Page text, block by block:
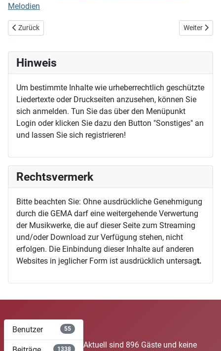
Melodien
Vorheriger Beitrag: Brunn alles Heils, dich ehren wir (EG 140)
Zurück Nächster
Weiter
Hinweis
Um bestimmte Inhalte wie urheberrechtlich geschützte
Liedertexte oder Druckseiten anzusehen, können Sie
sich anmelden. Tun Sie das über den Menüpunkt
Login oder klicken Sie dazu den Button "Sonstiges" an
und lassen Sie sich registrieren!
Rechtsvermerk
Bitte beachten Sie: Ohne ausdrückliche Genehmigung
durch die GEMA darf eine weitergehende Verwertung
der Musikwerke, die auf dieser Seite zum Streaming
und/oder Download zur Verfügung stehen, nicht
erfolgen. Die Einbindung dieser Inhalte auf anderen
Websites in jeglicher Form ist ausdrücklich untersagt.
Benutzer 55
1338 Aktuell sind 896 Gäste und keine